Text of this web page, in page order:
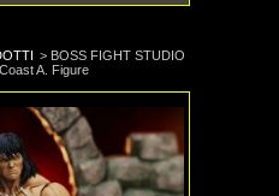
> BOSS FIGHT STUDIO
A. Figure